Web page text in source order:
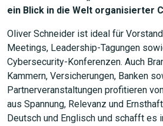
ein Blick in die Welt organisierter
Oliver Schneider ist ideal für
Meetings, Leadership-Tagungen
Cybersecurity-Konferenzen. Auch
Kammern, Versicherungen, Banken
Partnerveranstaltungen profitieren
aus Spannung, Relevanz und
Deutsch und Englisch und schafft es